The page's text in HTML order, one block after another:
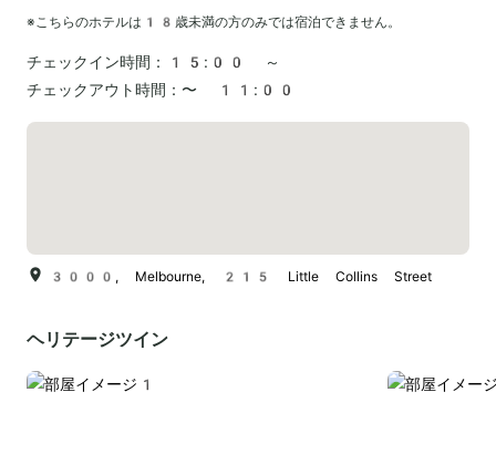
※こちらのホテルは 18 歳未満の方のみでは宿泊できません。
チェックイン時間：
15:00 ～
チェックアウト時間： 〜 11:00
3000, Melbourne, 215 Little Collins Street
ヘリテージツイン